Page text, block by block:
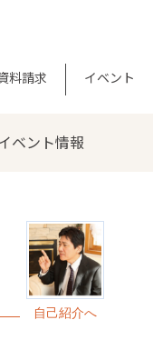
料請求 イベント
ベント情報
自己紹介へ